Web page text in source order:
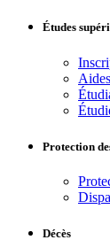
Études
Protection
Décès